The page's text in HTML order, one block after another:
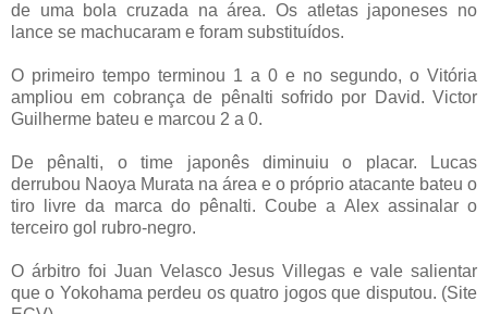
de uma bola cruzada na área. Os atletas japoneses no
lance se machucaram e foram substituídos.
O primeiro tempo terminou 1 a 0 e no segundo, o Vitória
ampliou em cobrança de pênalti sofrido por David. Victor
Guilherme bateu e marcou 2 a 0.
De pênalti, o time japonês diminuiu o placar. Lucas
derrubou Naoya Murata na área e o próprio atacante bateu o
tiro livre da marca do pênalti. Coube a Alex assinalar o
terceiro gol rubro-negro.
O árbitro foi Juan Velasco Jesus Villegas e vale salientar
que o Yokohama perdeu os quatro jogos que disputou. (Site